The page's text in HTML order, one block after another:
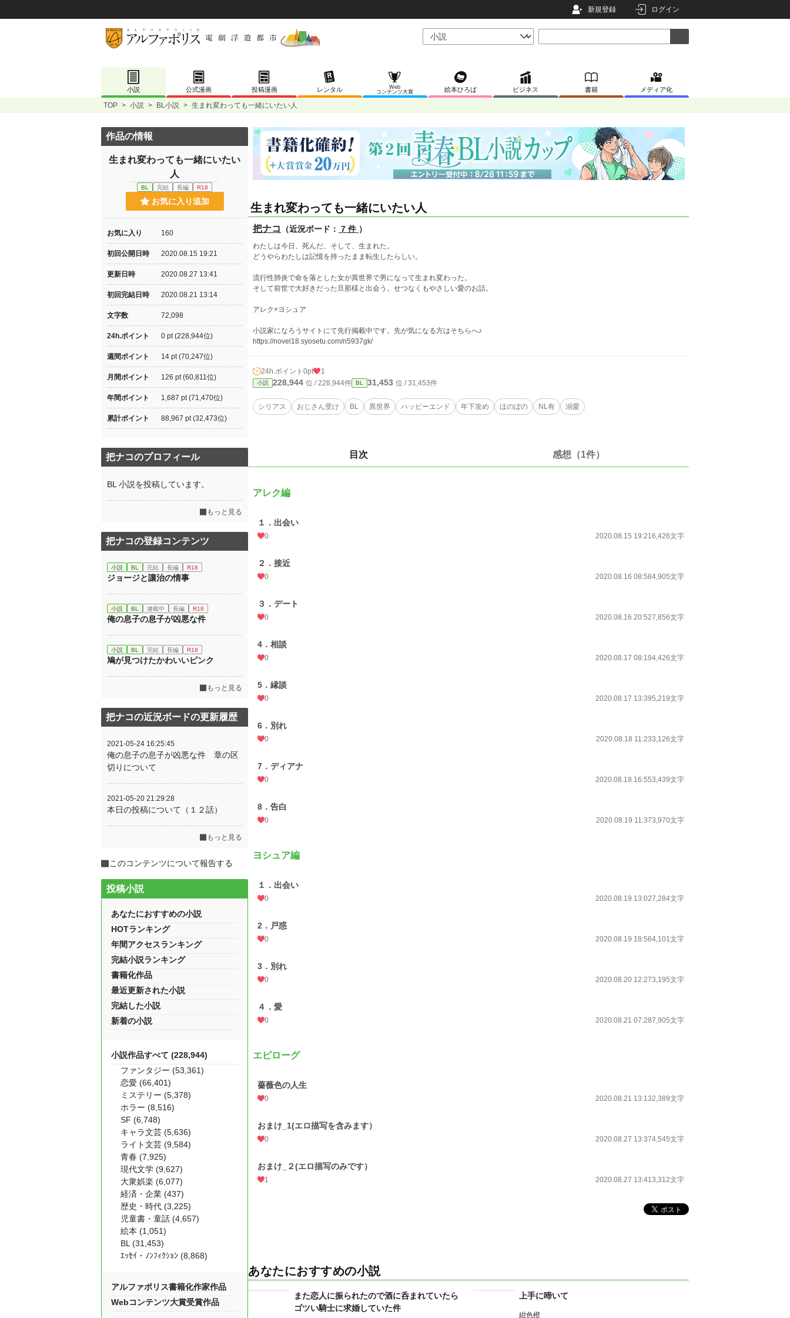
新規登録 ログイン
小説 公式漫画 投稿漫画 レンタル
Web
コンテンツ大賞
絵本ひろば ビジネス 書籍 メディア化
TOP > 小説 > BL小説 > 生まれ変わっても一緒にいたい人
生まれ変わっても一緒にいたい人
把ナコ （近況ボード： 7 件 ）
わたしは今日、死んだ。そして、生まれた。
どうやらわたしは記憶を持ったまま転生したらしい。
流行性肺炎で命を落とした女が異世界で男になって生まれ変わった。
そして前世で大好きだった旦那様と出会う。せつなくもやさしい愛のお話。
アレク×ヨシュア
小説家になろうサイトにて先行掲載中です。先が気になる方はそちらへ♪
https://novel18.syosetu.com/n5937gk/
24h.ポイント 0pt 1
小説 228,944 位 / 228,944件 BL 31,453 位 / 31,453件
シリアス おじさん受け BL 異世界 ハッピーエンド 年下攻め ほのぼの NL有 溺愛
目次 感想（1件）
アレク編
１．出会い
0 2020.08.15 19:216,426文字
２．接近
0 2020.08.16 08:584,905文字
３．デート
0 2020.08.16 20:527,856文字
4．相談
0 2020.08.17 08:194,426文字
5．縁談
0 2020.08.17 13:395,219文字
6．別れ
0 2020.08.18 11:233,126文字
7．ディアナ
0 2020.08.18 16:553,439文字
8．告白
0 2020.08.19 11:373,970文字
ヨシュア編
１．出会い
0 2020.08.19 13:027,284文字
2．戸惑
0 2020.08.19 18:564,101文字
3．別れ
0 2020.08.20 12:273,195文字
４．愛
0 2020.08.21 07:287,905文字
エピローグ
薔薇色の人生
0 2020.08.21 13:132,389文字
おまけ_1(エロ描写を含みます）
0 2020.08.27 13:374,545文字
おまけ_２(エロ描写のみです）
1 2020.08.27 13:413,312文字
あなたにおすすめの小説
また恋人に振られたので酒に呑まれていたら
ゴツい騎士に求婚していた件
上手に啼いて
紺色橙
作品の情報
生まれ変わっても一緒にいたい
人
BL 完結 長編 R18
お気に入り追加
お気に入り 160
初回公開日時 2020.08.15 19:21
更新日時 2020.08.27 13:41
初回完結日時 2020.08.21 13:14
文字数 72,098
24h.ポイント 0 pt (228,944位)
週間ポイント 14 pt (70,247位)
月間ポイント 126 pt (60,811位)
年間ポイント 1,687 pt (71,470位)
累計ポイント 88,967 pt (32,473位)
把ナコのプロフィール
BL 小説を投稿しています。
もっと見る
把ナコの登録コンテンツ
小説 BL 完結 長編 R18
ジョージと讓治の情事
小説 BL 連載中 長編 R18
俺の息子の息子が凶悪な件
小説 BL 完結 長編 R18
鳩が見つけたかわいいピンク
もっと見る
把ナコの近況ボードの更新履歴
2021-05-24 16:25:45
俺の息子の息子が凶悪な件 章の区
切りについて
2021-05-20 21:29:28
本日の投稿について（１２話）
もっと見る
このコンテンツについて報告する
投稿小説
あなたにおすすめの小説
HOTランキング
年間アクセスランキング
完結小説ランキング
書籍化作品
最近更新された小説
完結した小説
新着の小説
小説作品すべて (228,944)
ファンタジー (53,361)
恋愛 (66,401)
ミステリー (5,378)
ホラー (8,516)
SF (6,748)
キャラ文芸 (5,636)
ライト文芸 (9,584)
青春 (7,925)
現代文学 (9,627)
大衆娯楽 (6,077)
経済・企業 (437)
歴史・時代 (3,225)
児童書・童話 (4,657)
絵本 (1,051)
BL (31,453)
ｴｯｾｲ・ﾉﾝﾌｨｸｼｮﾝ (8,868)
アルファポリス書籍化作家作品
Webコンテンツ大賞受賞作品